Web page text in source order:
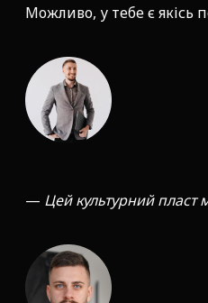
Можливо, у тебе є якісь
— Цей культурний